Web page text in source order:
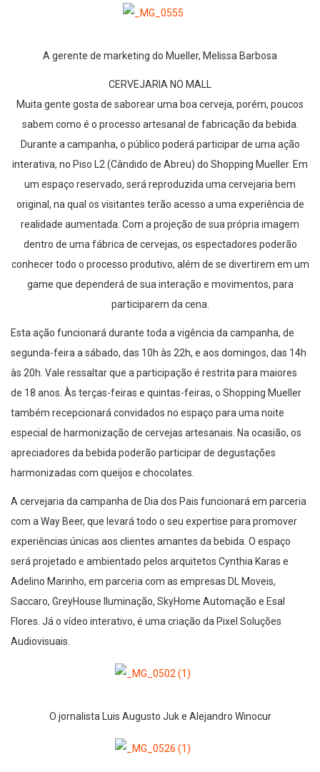
A gerente de marketing do Mueller, Melissa Barbosa
CERVEJARIA NO MALL
Muita gente gosta de saborear uma boa cerveja, porém, poucos
sabem como é o processo artesanal de fabricação da bebida.
Durante a campanha, o público poderá participar de uma ação
interativa, no Piso L2 (Cândido de Abreu) do Shopping Mueller. Em
um espaço reservado, será reproduzida uma cervejaria bem
original, na qual os visitantes terão acesso a uma experiência de
realidade aumentada. Com a projeção de sua própria imagem
dentro de uma fábrica de cervejas, os espectadores poderão
conhecer todo o processo produtivo, além de se divertirem em um
game que dependerá de sua interação e movimentos, para
participarem da cena.
Esta ação funcionará durante toda a vigência da campanha, de
segunda-feira a sábado, das 10h às 22h, e aos domingos, das 14h
às 20h. Vale ressaltar que a participação é restrita para maiores
de 18 anos. Às terças-feiras e quintas-feiras, o Shopping Mueller
também recepcionará convidados no espaço para uma noite
especial de harmonização de cervejas artesanais. Na ocasião, os
apreciadores da bebida poderão participar de degustações
harmonizadas com queijos e chocolates.
A cervejaria da campanha de Dia dos Pais funcionará em parceria
com a Way Beer, que levará todo o seu expertise para promover
experiências únicas aos clientes amantes da bebida. O espaço
será projetado e ambientado pelos arquitetos Cynthia Karas e
Adelino Marinho, em parceria com as empresas DL Moveis,
Saccaro, GreyHouse Iluminação, SkyHome Automação e Esal
Flores. Já o vídeo interativo, é uma criação da Pixel Soluções
Audiovisuais.
O jornalista Luis Augusto Juk e Alejandro Winocur